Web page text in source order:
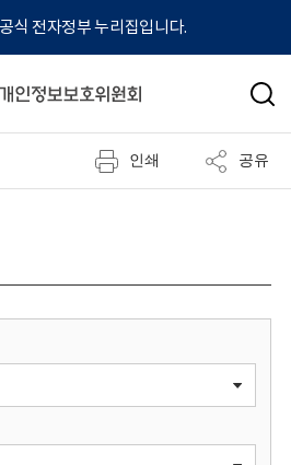
식 전자정부 누리집입니다.
검
인쇄 공유